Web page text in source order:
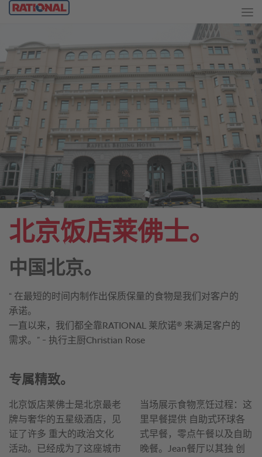
北京饭店莱佛士。
中国北京。
“ 在最短的时间内制作出保质保量的食物是我们对客户的
承诺。
一直以来，我们都全靠RATIONAL 莱欣诺® 来满足客户的
需求。” - 执行主厨Christian Rose